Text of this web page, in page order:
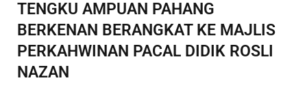
TENGKU AMPUAN PAHANG
BERKENAN BERANGKAT KE MAJLIS
PERKAHWINAN PACAL DIDIK ROSLI
NAZAN